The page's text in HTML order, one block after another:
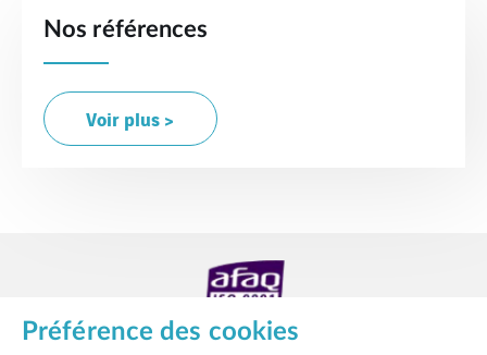
Nos références
Voir plus >
Préférence des cookies